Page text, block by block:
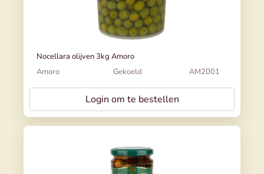
Nocellara olijven 3kg Amoro
Amoro
Gekoeld AM2001
Login om te bestellen